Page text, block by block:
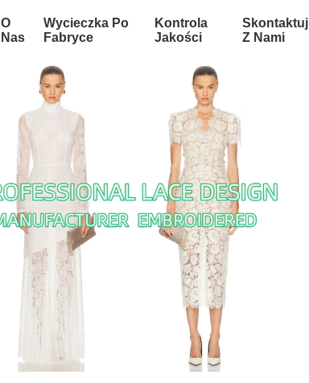
O
Nas
Wycieczka Po
Fabryce
Kontrola
Jakości
Z Nami